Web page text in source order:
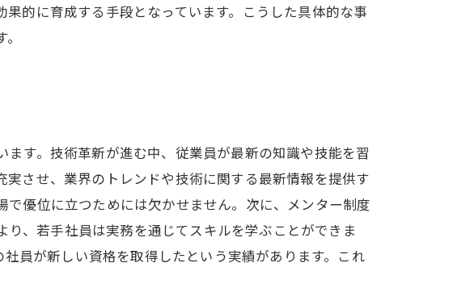
的に育成する手段となっています。こうした具体的な事
す。技術革新が進む中、従業員が最新の知識や技能を習
させ、業界のトレンドや技術に関する最新情報を提供す
優位に立つためには欠かせません。次に、メンター制度
り、若手社員は実務を通じてスキルを学ぶことができま
員が新しい資格を取得したという実績があります。これ